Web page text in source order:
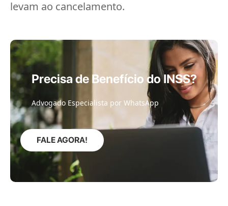
levam ao cancelamento.
Precisa de Benefício do INSS?
Advogado Especialista por WhatsApp
FALE AGORA!